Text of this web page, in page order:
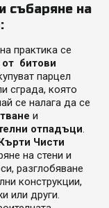
събаряне на
практика се
битови
парцел
сграда, която
се налага да се
и
отпадъци.
Чисти
на стени и
разглобяване
конструкции,
или други.